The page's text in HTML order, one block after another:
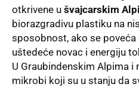
otkrivene u švajcarskim
biorazgradivu plastiku na
sposobnost, ako se
uštedeće novac i energiju
U Graubindenskim Alpima i
mikrobi koji su u stanju da